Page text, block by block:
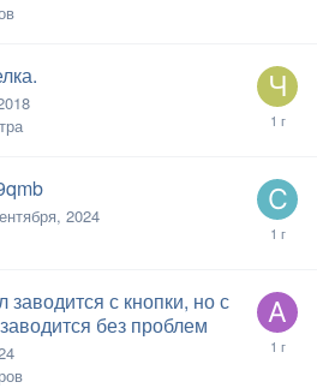
2024
с кнопки, но с
без проблем